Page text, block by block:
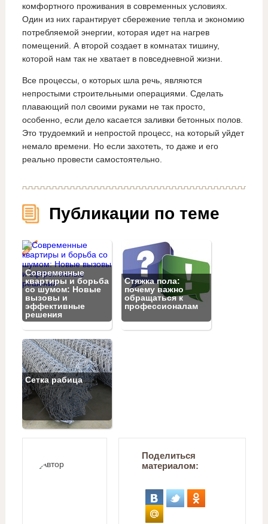
комфортного проживания в современных условиях.
Один из них гарантирует сбережение тепла и экономию
потребляемой энергии, которая идет на нагрев
помещений. А второй создает в комнатах тишину,
которой нам так не хватает в повседневной жизни.
Все процессы, о которых шла речь, являются
непростыми строительными операциями. Сделать
плавающий пол своими руками не так просто,
особенно, если дело касается заливки бетонных полов.
Это трудоемкий и непростой процесс, на который уйдет
немало времени. Но если захотеть, то даже и его
реально провести самостоятельно.
Публикации по теме
Современные
квартиры и борьба
со шумом: Новые
вызовы и
эффективные
решения
Стяжка пола:
почему важно
обращаться к
профессионалам
Сетка рабица
Поделиться
материалом: